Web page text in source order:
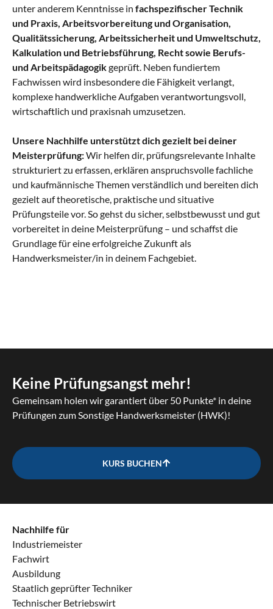
unter anderem Kenntnisse in fachspezifischer Technik
und Praxis, Arbeitsvorbereitung und Organisation,
Qualitätssicherung, Arbeitssicherheit und Umweltschutz,
Kalkulation und Betriebsführung, Recht sowie Berufs-
und Arbeitspädagogikgeprüft. Neben fundiertem
Fachwissen wird insbesondere die Fähigkeit verlangt,
komplexe handwerkliche Aufgaben verantwortungsvoll,
wirtschaftlich und praxisnah umzusetzen.
Unsere Nachhilfe unterstützt dich gezielt bei deiner
Meisterprüfung:Wir helfen dir, prüfungsrelevante Inhalte
strukturiert zu erfassen, erklären anspruchsvolle fachliche
und kaufmännische Themen verständlich und bereiten dich
gezielt auf theoretische, praktische und situative
Prüfungsteile vor. So gehst du sicher, selbstbewusst und gut
vorbereitet in deine Meisterprüfung – und schaffst die
Grundlage für eine erfolgreiche Zukunft als
Handwerksmeister/in in deinem Fachgebiet.
Keine Prüfungsangst mehr!
Gemeinsam holen wir garantiert über 50 Punkte* in deine
Prüfungen zum Sonstige Handwerksmeister (HWK)!
KURS BUCHEN
Nachhilfe für
Industriemeister
Fachwirt
Ausbildung
Staatlich geprüfter Techniker
Technischer Betriebswirt